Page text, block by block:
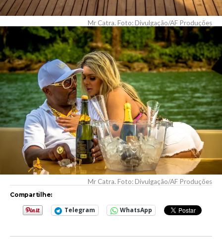
Mr Catra. Foto: Divulgação/AF Produções
Mr Catra. Foto: Divulgação/AF Produções
Compartilhe:
Telegram WhatsApp